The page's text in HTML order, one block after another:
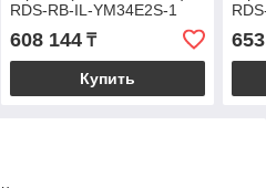
RDS-RB-IL-YM34E2S-1
608 144₸
Купить